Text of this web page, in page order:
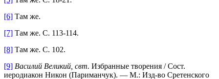
[6] Там же.
[7] Там же. С. 113-114.
[8] Там же. С. 102.
[9] Василий Великий, свт. Избранные творения / Сост.
иеродиакон Никон (Париманчук). — М.: Изд-во Сретенского